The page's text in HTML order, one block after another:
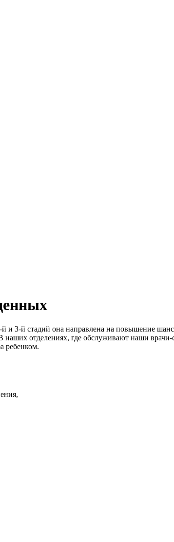
3-й стадий она направлена ​​на повышение
отделениях, где обслуживают наши
ребенком.